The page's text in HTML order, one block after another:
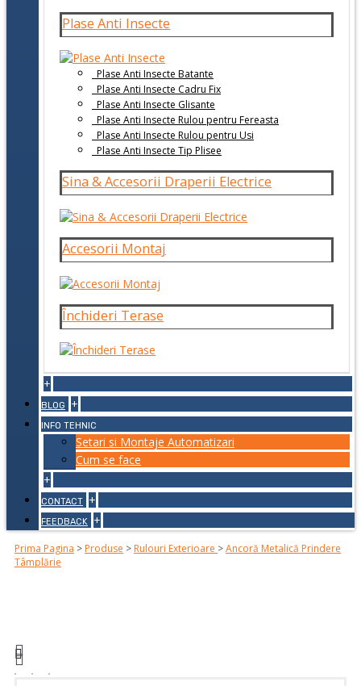
Plase Anti Insecte
Plase Anti Insecte Batante
Plase Anti Insecte Cadru Fix
Plase Anti Insecte Glisante
Plase Anti Insecte Rulou pentru Fereasta
Plase Anti Insecte Rulou pentru Usi
Plase Anti Insecte Tip Plisee
Sina & Accesorii Draperii Electrice
Accesorii Montaj
Închideri Terase
+
BLOG +
INFO TEHNIC
Setari si Montaje Automatizari
Cum se face
+
CONTACT +
FEEDBACK +
Prima Pagina > Produse > Rulouri Exterioare >Ancoră Metalică Prindere
Tâmplărie